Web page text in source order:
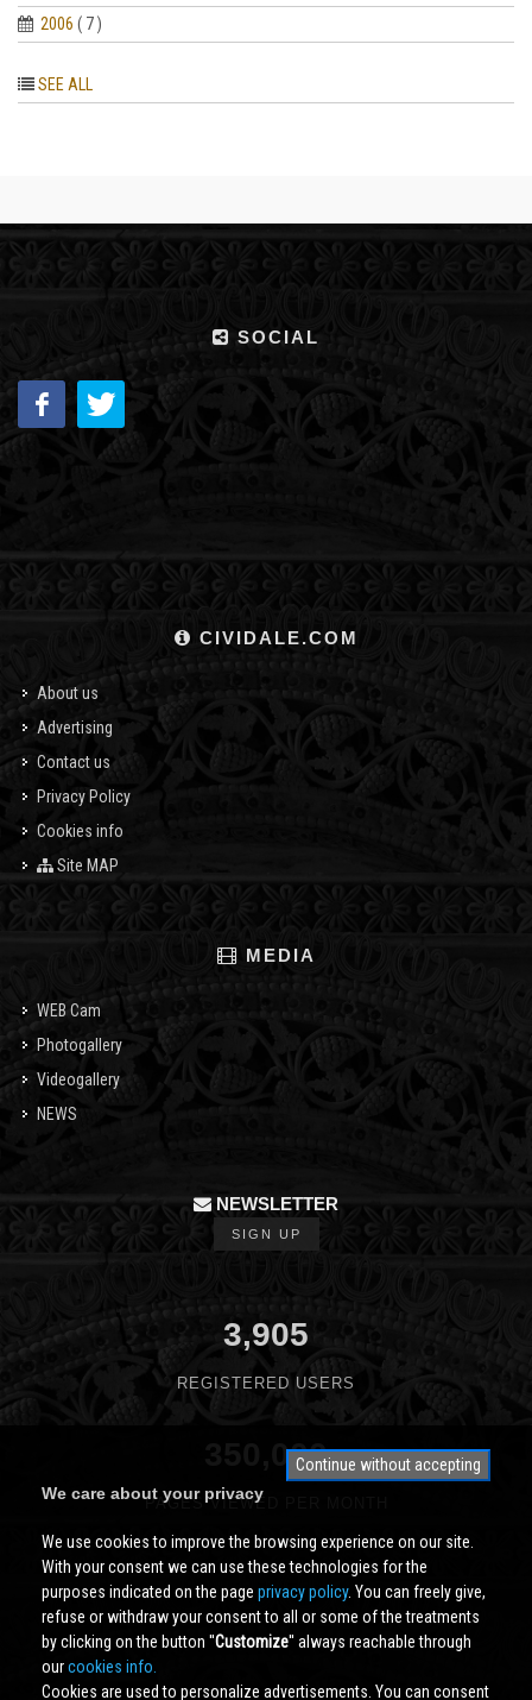
2006 ( 7 )
SEE ALL
SOCIAL
CIVIDALE.COM
About us
Advertising
Contact us
Privacy Policy
Cookies info
Site MAP
MEDIA
WEB Cam
Photogallery
Videogallery
NEWS
NEWSLETTER
SIGN UP
3,905
REGISTERED USERS
350,000
PAGES VIEWED PER MONTH
Continue without accepting
We care about your privacy
We use cookies to improve the browsing experience on our site.
With your consent we can use these technologies for the
purposes indicated on the page privacy policy. You can freely give,
refuse or withdraw your consent to all or some of the treatments
by clicking on the button ''Customize'' always reachable through
ourcookies info.
Cookies are used to personalize advertisements. You can consent